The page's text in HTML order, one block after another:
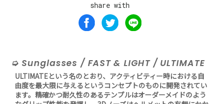
share with
Sunglasses / FAST & LIGHT / ULTIMATE
ULTIMATEという名のとおり、アクティビティー時における自
由度を最大限に与えるというコンセプトのものに開発されてい
ます。精確かつ耐久性のあるテンプルはオーダーメイドのよう